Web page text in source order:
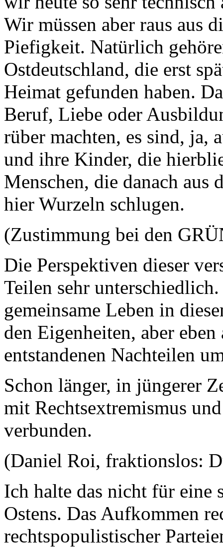
Wir müssen aber raus aus
Piefigkeit. Natürlich
Ostdeutschland, die erst
Heimat gefunden haben.
Beruf, Liebe oder
rüber machten, es sind, ja,
und ihre Kinder, die
Menschen, die danach aus
hier Wurzeln schlugen.
(Zustimmung bei den
Die Perspektiven dieser
Teilen sehr
gemeinsame Leben in
den Eigenheiten, aber
entstandenen Nachteilen
Schon länger, in jüngerer
mit Rechtsextremismus
verbunden.
(Daniel Roi, fraktionslos:
Ich halte das nicht für eine
Ostens. Das Aufkommen
rechtspopulistischer